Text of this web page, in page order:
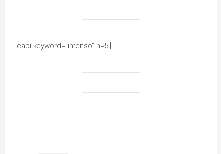
[eapi keyword=”intenso” n=5 ]